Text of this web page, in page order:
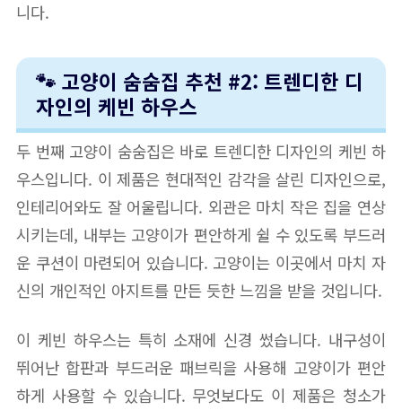
니다.
🐾 고양이 숨숨집 추천 #2: 트렌디한 디
자인의 케빈 하우스
두 번째 고양이 숨숨집은 바로 트렌디한 디자인의 케빈 하
우스입니다. 이 제품은 현대적인 감각을 살린 디자인으로,
인테리어와도 잘 어울립니다. 외관은 마치 작은 집을 연상
시키는데, 내부는 고양이가 편안하게 쉴 수 있도록 부드러
운 쿠션이 마련되어 있습니다. 고양이는 이곳에서 마치 자
신의 개인적인 아지트를 만든 듯한 느낌을 받을 것입니다.
이 케빈 하우스는 특히 소재에 신경 썼습니다. 내구성이
뛰어난 합판과 부드러운 패브릭을 사용해 고양이가 편안
하게 사용할 수 있습니다. 무엇보다도 이 제품은 청소가